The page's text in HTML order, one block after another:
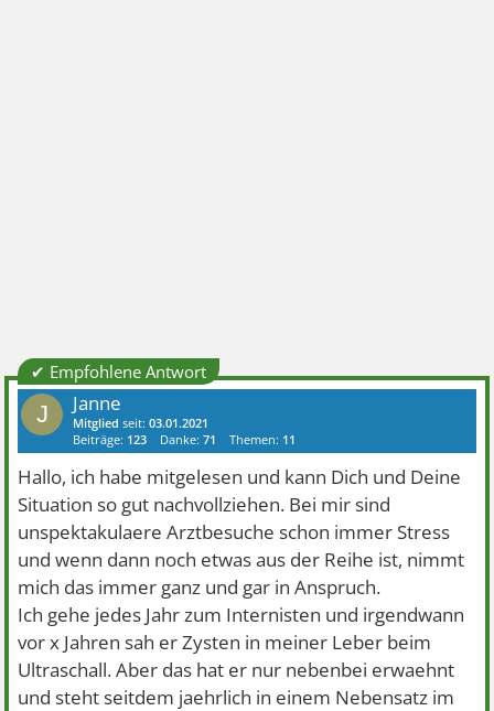
✔ Empfohlene Antwort
J Janne
Mitglied seit:03.01.2021
Beiträge: 123 Danke:71 Themen: 11
Hallo, ich habe mitgelesen und kann Dich und Deine
Situation so gut nachvollziehen. Bei mir sind
unspektakulaere Arztbesuche schon immer Stress
und wenn dann noch etwas aus der Reihe ist, nimmt
mich das immer ganz und gar in Anspruch.
Ich gehe jedes Jahr zum Internisten und irgendwann
vor x Jahren sah er Zysten in meiner Leber beim
Ultraschall. Aber das hat er nur nebenbei erwaehnt
und steht seitdem jaehrlich in einem Nebensatz im